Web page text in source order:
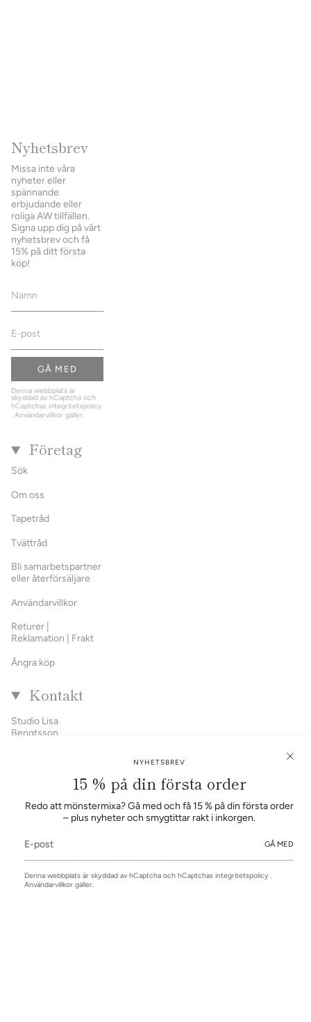
NYHETSBREV
15 % på din första order
Redo att mönstermixa? Gå med och få 15 % på din första order
– plus nyheter och smygtittar rakt i inkorgen.
GÅ MED
Denna webbplats är skyddad av hCaptcha och hCaptchas integritetspolicy .
Användarvillkor gäller.
Nyhetsbrev
Missa inte våra
nyheter eller
spännande
erbjudande eller
roliga AW tillfällen.
Signa upp dig på vårt
nyhetsbrev och få
15% på ditt första
köp!
GÅ MED
Denna webbplats är
skyddad av hCaptcha och
hCaptchas integritetspolicy
. Användarvillkor gäller.
Företag
Sök
Om oss
Tapetråd
Tvättråd
Bli samarbetspartner
eller återförsäljare
Användarvillkor
Returer |
Reklamation | Frakt
Ångra köp
Kontakt
Studio Lisa
Bengtsson
hello@studiolisabengtsson.se
+46 70 57 99 345
order@studiolisabengtsson.se
Språk
Svenska Valuta
SEK KR